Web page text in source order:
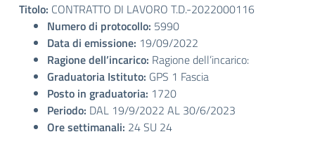
Titolo: CONTRATTO DI LAVORO T.D.-2022000116
Numero di protocollo: 5990
Data di emissione: 19/09/2022
Ragione dell’incarico: Ragione dell’incarico:
Graduatoria Istituto: GPS 1 Fascia
Posto in graduatoria: 1720
Periodo: DAL 19/9/2022 AL 30/6/2023
Ore settimanali: 24 SU 24